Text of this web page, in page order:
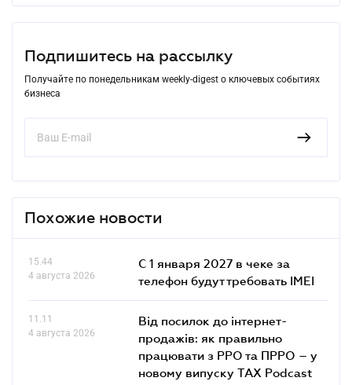
Подпишитесь на рассылку
Получайте по понедельникам weekly-digest о ключевых событиях
бизнеса
Похожие новости
15.44
4 августа 2026
С 1 января 2027 в чеке за
телефон будут требовать IMEI
11.11
4 августа 2026
Від посилок до інтернет-
продажів: як правильно
працювати з РРО та ПРРО – у
новому випуску TAX Podcast